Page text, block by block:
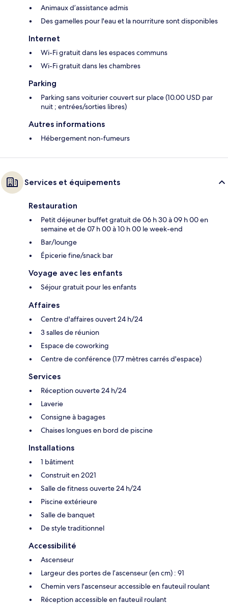
Animaux d’assistance admis
Des gamelles pour l'eau et la nourriture sont disponibles
Internet
Wi-Fi gratuit dans les espaces communs
Wi-Fi gratuit dans les chambres
Parking
Parking sans voiturier couvert sur place (10.00 USD par
nuit ; entrées/sorties libres)
Autres informations
Hébergement non-fumeurs
Services et équipements
Restauration
Petit déjeuner buffet gratuit de 06 h 30 à 09 h 00 en
semaine et de 07 h 00 à 10 h 00 le week-end
Bar/lounge
Épicerie fine/snack bar
Voyage avec les enfants
Séjour gratuit pour les enfants
Affaires
Centre d'affaires ouvert 24 h/24
3 salles de réunion
Espace de coworking
Centre de conférence (177 mètres carrés d'espace)
Services
Réception ouverte 24 h/24
Laverie
Consigne à bagages
Chaises longues en bord de piscine
Installations
1 bâtiment
Construit en 2021
Salle de fitness ouverte 24 h/24
Piscine extérieure
Salle de banquet
De style traditionnel
Accessibilité
Ascenseur
Largeur des portes de l’ascenseur (en cm) : 91
Chemin vers l'ascenseur accessible en fauteuil roulant
Réception accessible en fauteuil roulant